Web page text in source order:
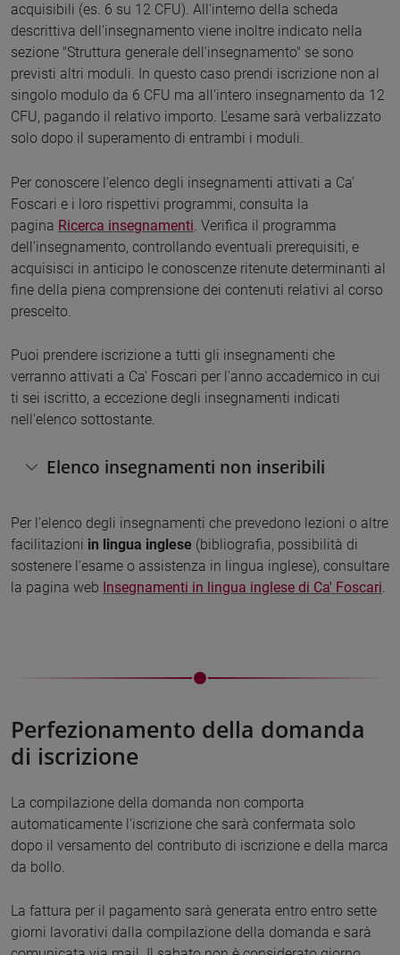
acquisibili (es. 6 su 12 CFU). All'interno della scheda
descrittiva dell'insegnamento viene inoltre indicato nella
sezione "Struttura generale dell'insegnamento" se sono
previsti altri moduli. In questo caso prendi iscrizione non al
singolo modulo da 6 CFU ma all'intero insegnamento da 12
CFU, pagando il relativo importo. L'esame sarà verbalizzato
solo dopo il superamento di entrambi i moduli.
Per conoscere l'elenco degli insegnamenti attivati a Ca'
Foscari e i loro rispettivi programmi, consulta la
pagina Ricerca insegnamenti . Verifica il programma
dell’insegnamento, controllando eventuali prerequisiti, e
acquisisci in anticipo le conoscenze ritenute determinanti al
fine della piena comprensione dei contenuti relativi al corso
prescelto.
Puoi prendere iscrizione a tutti gli insegnamenti che
verranno attivati a Ca' Foscari per l'anno accademico in cui
ti sei iscritto, a eccezione degli insegnamenti indicati
nell'elenco sottostante.
Elenco insegnamenti non inseribili
Per l'elenco degli insegnamenti che prevedono lezioni o altre
facilitazioni in lingua inglese (bibliografia, possibilità di
sostenere l'esame o assistenza in lingua inglese), consultare
la pagina web Insegnamenti in lingua inglese di Ca' Foscari
Perfezionamento della domanda
di iscrizione
La compilazione della domanda non comporta
automaticamente l'iscrizione che sarà confermata solo
dopo il versamento del contributo di iscrizione e della marca
da bollo.
La fattura per il pagamento sarà generata entro entro sette
giorni lavorativi dalla compilazione della domanda e sarà